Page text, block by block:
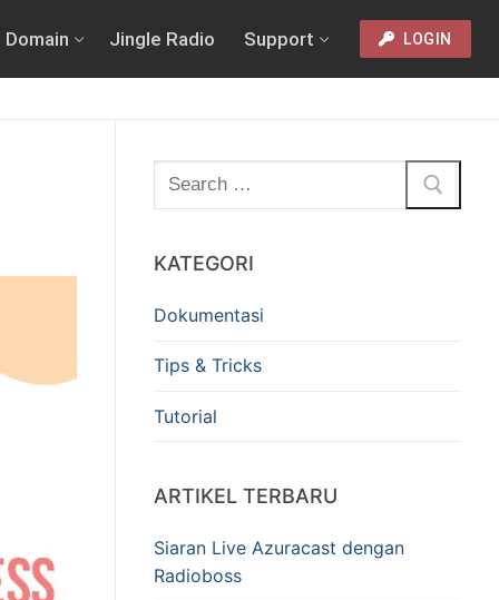
Domain Jingle Radio Support LOGIN
KATEGORI
Dokumentasi
Tips & Tricks
Tutorial
ARTIKEL TERBARU
Siaran Live Azuracast dengan
Radioboss